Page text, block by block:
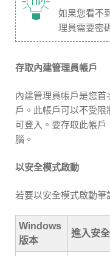
如果您看不
理員需要密
存取內建管理員帳戶
內建管理員帳戶是您
戶。此帳戶可以不受
可登入。要存取此帳戶
腦。
以安全模式啟動
若要以安全模式啟動筆
Windows
版本
進入安